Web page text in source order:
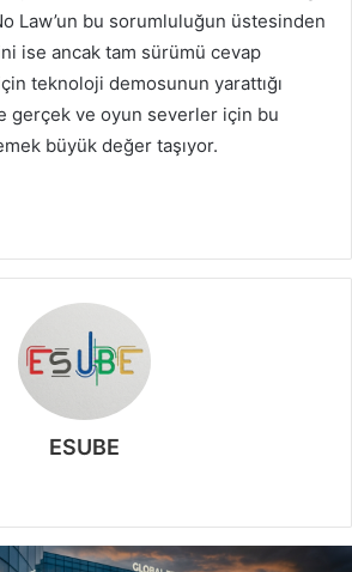
Law’un bu sorumluluğun üstesinden
ise ancak tam sürümü cevap
teknoloji demosunun yarattığı
gerçek ve oyun severler için bu
büyük değer taşıyor.
ESUBE
b